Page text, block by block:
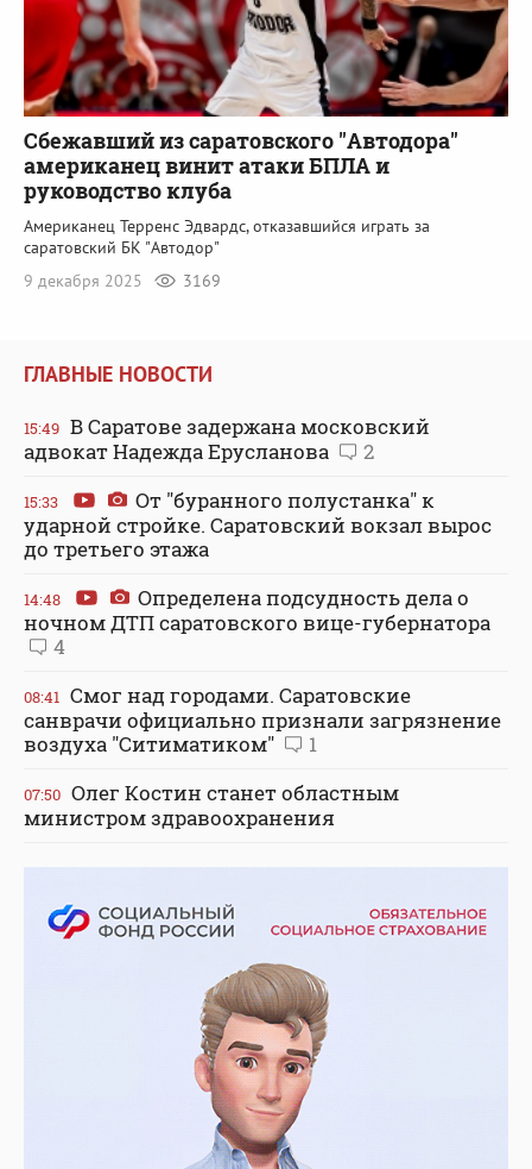
Сбежавший из саратовского "Автодора"
американец винит атаки БПЛА и
руководство клуба
Американец Терренс Эдвардс, отказавшийся играть за
саратовский БК "Автодор"
9 декабря 2025
3169
ГЛАВНЫЕ НОВОСТИ
15:49 В Саратове задержана московский
адвокат Надежда Ерусланова
2
15:33
От "буранного полустанка" к
ударной стройке. Саратовский вокзал вырос
до третьего этажа
14:48
Определена подсудность дела о
ночном ДТП саратовского вице-губернатора
4
08:41 Смог над городами. Саратовские
санврачи официально признали загрязнение
воздуха "Ситиматиком"
1
07:50 Олег Костин станет областным
министром здравоохранения